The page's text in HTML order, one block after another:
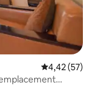
Évaluation
4,42 (57)